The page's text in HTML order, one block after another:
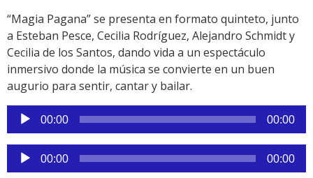
“Magia Pagana” se presenta en formato quinteto, junto
a Esteban Pesce, Cecilia Rodríguez, Alejandro Schmidt y
Cecilia de los Santos, dando vida a un espectáculo
inmersivo donde la música se convierte en un buen
augurio para sentir, cantar y bailar.
Reproductor
de
audio
00:00 00:00
Reproductor
de
00:00 00:00